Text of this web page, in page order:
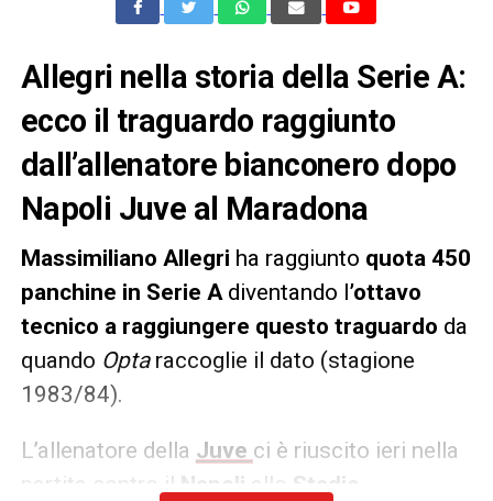
Allegri nella storia della Serie A:
ecco il traguardo raggiunto
dall’allenatore bianconero dopo
Napoli Juve al Maradona
Massimiliano Allegri ha raggiunto quota 450
panchine in Serie Adiventando l’ottavo
tecnico a raggiungere questo traguardo da
quando Opta raccoglie il dato (stagione
1983/84).
L’allenatore della Juve ci è riuscito ieri nella
partita contro il Napoli allo Stadio